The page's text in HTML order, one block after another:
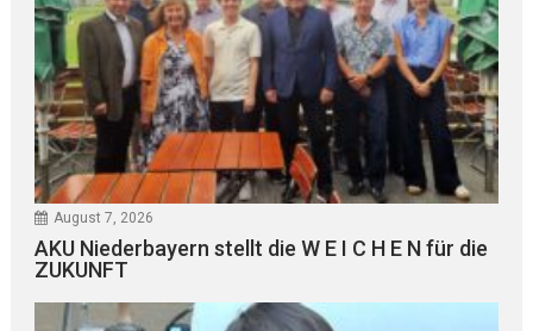
August 7, 2026
AKU Niederbayern stellt die W E I C H E N für die
ZUKUNFT